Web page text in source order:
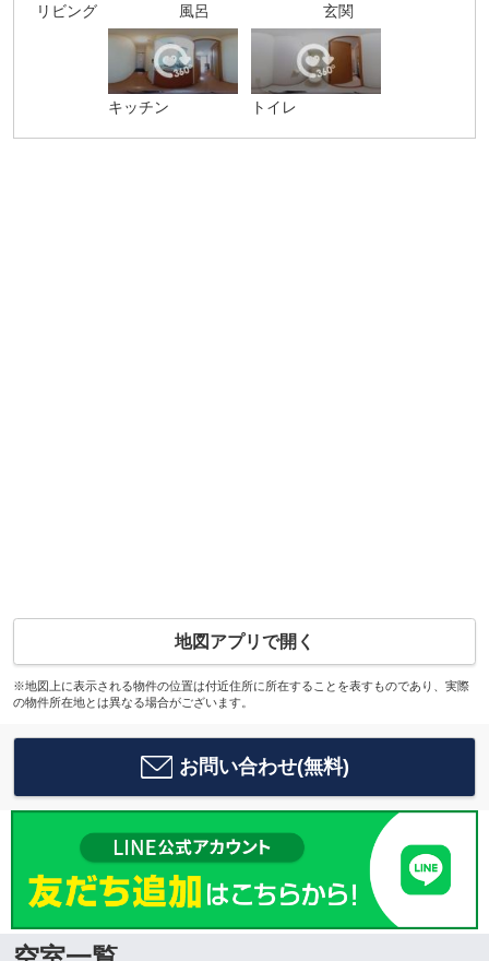
リビング 風呂 玄関
キッチン トイレ
地図アプリで開く
※地図上に表示される物件の位置は付近住所に所在することを表すものであり、実際
の物件所在地とは異なる場合がございます。
お問い合わせ(無料)